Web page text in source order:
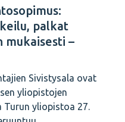
palkat
mukaisesti –
Sivistysala ovat
yliopistojen
Turun yliopistoa 27.